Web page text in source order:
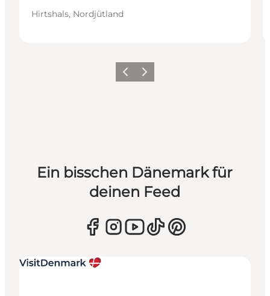
Hirtshals, Nordjütland
ZurückWeiter
Ein bisschen Dänemark für
deinen Feed